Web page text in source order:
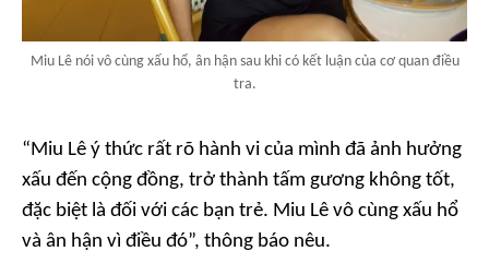
Miu Lê nói vô cùng xấu hổ, ân hận sau khi có kết luận của cơ quan điều
tra.
“Miu Lê ý thức rất rõ hành vi của mình đã ảnh hưởng
xấu đến cộng đồng, trở thành tấm gương không tốt,
đặc biệt là đối với các bạn trẻ. Miu Lê vô cùng xấu hổ
và ân hận vì điều đó”, thông báo nêu.